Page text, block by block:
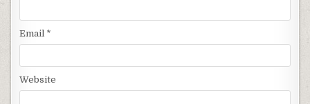
Email *
Website